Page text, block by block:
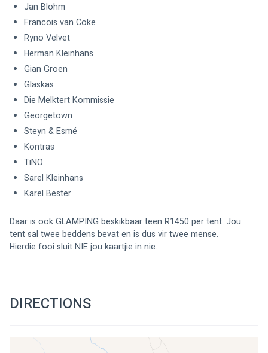
Jan Blohm
Francois van Coke
Ryno Velvet
Herman Kleinhans
Gian Groen
Glaskas
Die Melktert Kommissie
Georgetown
Steyn & Esmé
Kontras
TiNO
Sarel Kleinhans
Karel Bester
Daar is ook GLAMPING beskikbaar teen R1450 per tent. Jou
tent sal twee beddens bevat en is dus vir twee mense.
Hierdie fooi sluit NIE jou kaartjie in nie.
DIRECTIONS